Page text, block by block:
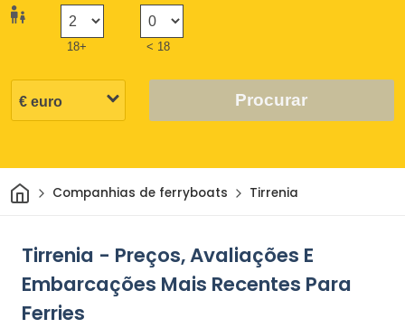
18+ < 18
Procurar
CasaCompanhias de ferryboats Tirrenia
Tirrenia - Preços, Avaliações E
Embarcações Mais Recentes Para
Ferries